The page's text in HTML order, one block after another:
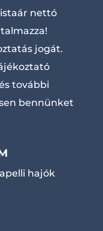
nettó
jogát.
további
bennünket
hajók